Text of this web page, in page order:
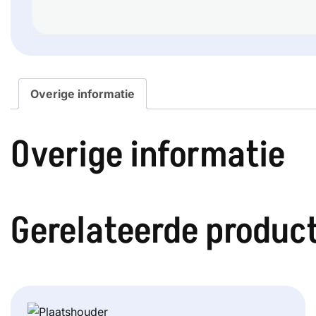
Overige informatie
Overige informatie
Gerelateerde